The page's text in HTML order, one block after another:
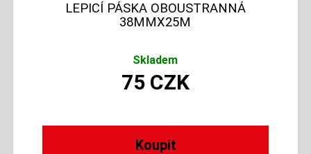
LEPICÍ PÁSKA OBOUSTRANNÁ
38MMX25M
Skladem
75 CZK